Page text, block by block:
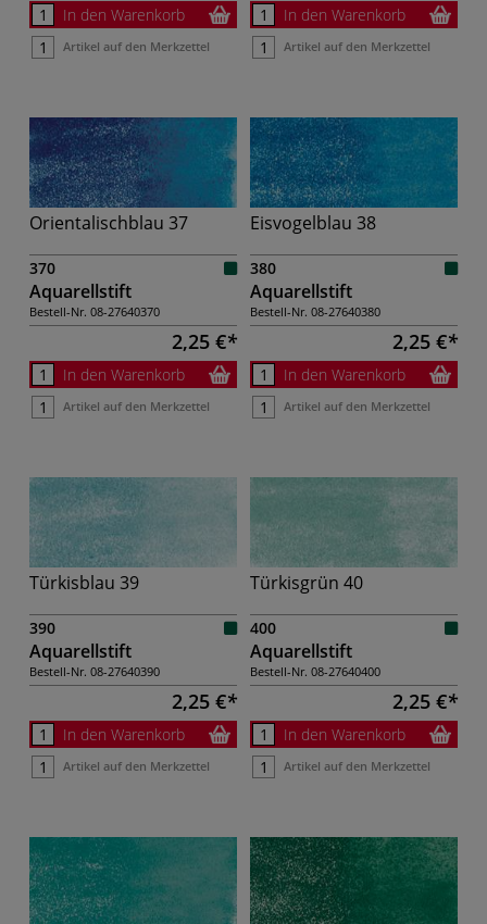
In den Warenkorb
Artikel auf den Merkzettel
In den Warenkorb
Artikel auf den Merkzettel
Orientalischblau 37
370
Aquarellstift
Bestell-Nr. 08-27640370
2,25 €
In den Warenkorb
Artikel auf den Merkzettel
Eisvogelblau 38
380
Aquarellstift
Bestell-Nr. 08-27640380
2,25 €
In den Warenkorb
Artikel auf den Merkzettel
Türkisblau 39
390
Aquarellstift
Bestell-Nr. 08-27640390
2,25 €
In den Warenkorb
Artikel auf den Merkzettel
Türkisgrün 40
400
Aquarellstift
Bestell-Nr. 08-27640400
2,25 €
In den Warenkorb
Artikel auf den Merkzettel